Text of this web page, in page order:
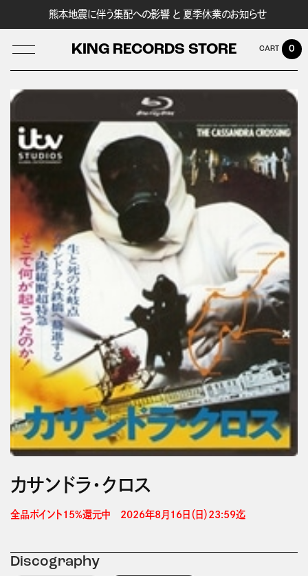
熊本地震に伴う集配への影響 と 夏季休業のお知らせ
KING RECORDS STORE
LOG IN
0
カサンドラ・クロス
全品ポイント15%還元中　2026年8月16日（日）23:59迄
Discography